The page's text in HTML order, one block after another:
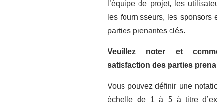
l’équipe de projet, les
les fournisseurs, les sponsors
parties prenantes clés.
Veuillez noter et
satisfaction des parties
Vous pouvez définir une
échelle de 1 à 5 à titre